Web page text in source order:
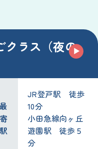
クラス（夜の
最
寄
駅
JR登戸駅 徒歩
10分
小田急線向ヶ丘
遊園駅 徒歩５
分